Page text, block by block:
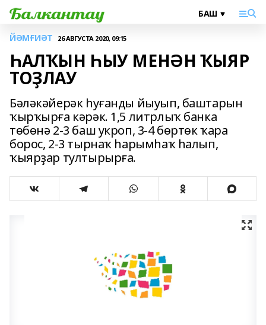
ЙӘМҒИӘТ 26 АВГУСТА 2020, 09:15
ҺАЛҠЫН ҺЫУ МЕНӘН ҠЫЯР
ТОҘЛАУ
Бәләкәйерәк һуғанды йыуып, баштарын
ҡырҡырға кәрәк. 1,5 литрлыҡ банка
төбөнә 2-3 баш укроп, 3-4 бөртөк ҡара
борос, 2-3 тырнаҡ һарымһаҡ һалып,
ҡыярҙар тултырырға.